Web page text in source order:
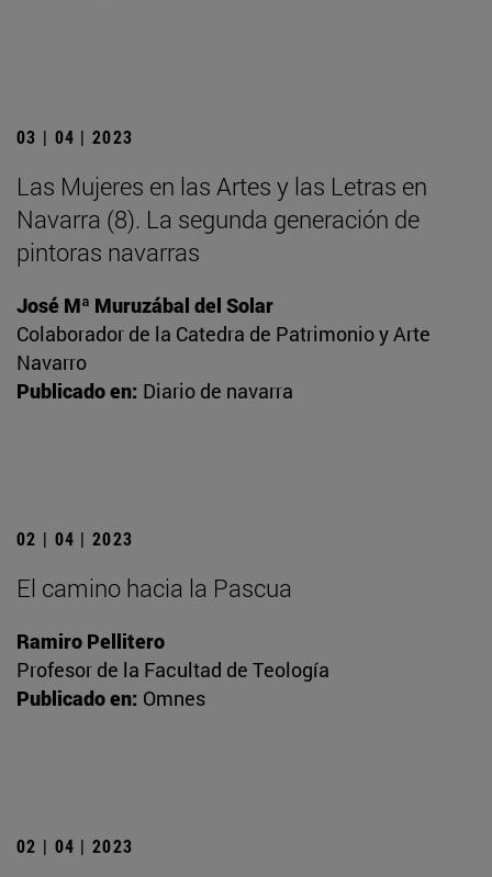
03 | 04 | 2023
Las Mujeres en las Artes y las Letras en
Navarra (8). La segunda generación de
pintoras navarras
José Mª Muruzábal del Solar
Colaborador de la Catedra de Patrimonio y Arte
Navarro
Publicado en: Diario de navarra
02 | 04 | 2023
El camino hacia la Pascua
Ramiro Pellitero
Profesor de la Facultad de Teología
Publicado en: Omnes
02 | 04 | 2023